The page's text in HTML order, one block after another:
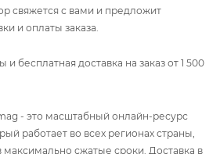
свяжется с вами и предложит
и оплаты заказа.
бесплатная доставка на заказ от 1 500
- это масштабный онлайн-ресурс
работает во всех регионах страны,
максимально сжатые сроки. Доставка в